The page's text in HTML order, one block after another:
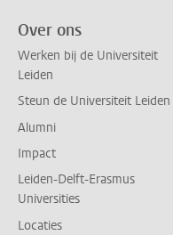
Over ons
Werken bij de Universiteit
Leiden
Steun de Universiteit Leiden
Alumni
Impact
Leiden-Delft-Erasmus
Universities
Locaties